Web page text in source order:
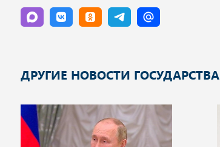
ДРУГИЕ НОВОСТИ ГОСУДАРСТВА